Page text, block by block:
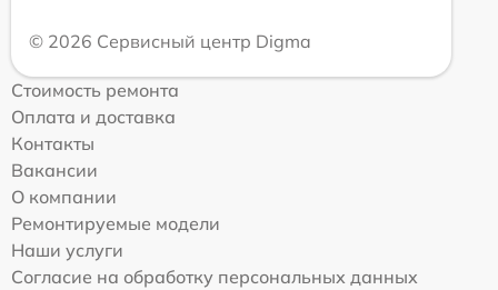
© 2026 Сервисный центр Digma
Стоимость ремонта
Оплата и доставка
Контакты
Вакансии
О компании
Ремонтируемые модели
Наши услуги
Согласие на обработку персональных данных